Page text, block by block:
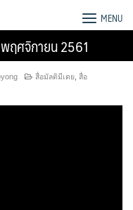
MENU
ฤศจิกายน 2561
สื่อมัลติมีเดย สื่อ